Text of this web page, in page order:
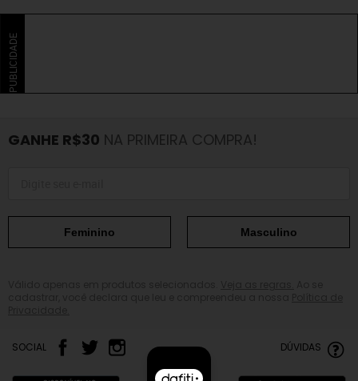
PUBLICIDADE
GANHE R$30 NA PRIMEIRA COMPRA!
Feminino Masculino
SOCIAL DÚVIDAS